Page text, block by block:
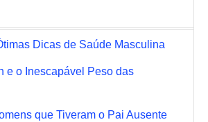
Dicas de Saúde Masculina
e o Inescapável Peso das
que Tiveram o Pai Ausente